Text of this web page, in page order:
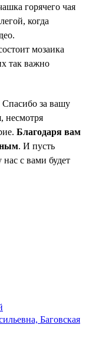
горячего чая
когда
мозаика
так важно
Спасибо за вашу
несмотря
Благодаря вам
. И пусть
нас с вами будет
Баговская